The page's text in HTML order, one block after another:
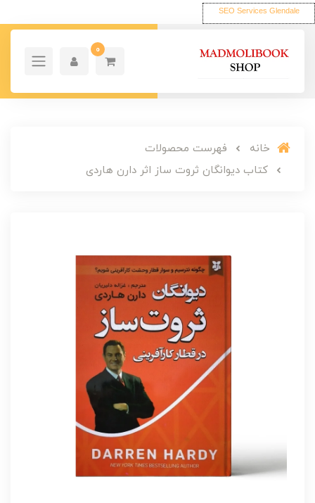
SEO Services Glendale
0
خانه
فهرست محصولات
کتاب دیوانگان ثروت ساز اثر دارن هاردی